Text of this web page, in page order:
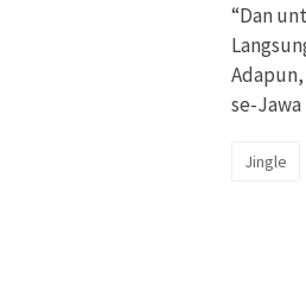
“Dan
se-Jawa
Jingle